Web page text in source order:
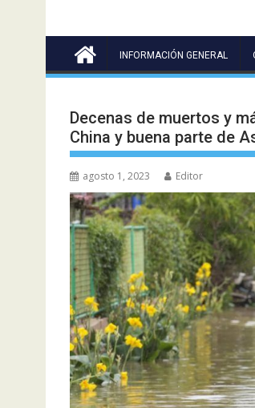
INFORMACIÓN GENERAL
Decenas de muertos y
China y buena parte de
agosto 1, 2023 Editor